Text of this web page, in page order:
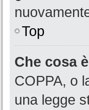
Top
Che cosa
COPPA, o
una legge